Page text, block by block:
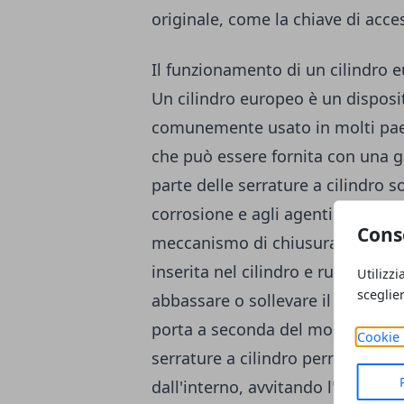
Cookie
originale, come la chiave di
Il funzionamento di un cilindro
Un cilindro europeo è un
comunemente usato in molti
che può essere fornita con una
parte delle serrature a cilindro
corrosione e agli agenti
meccanismo di chiusura di un
inserita nel cilindro e ruotata -
abbassare o sollevare il blocco;
porta a seconda del momento
serrature a cilindro permettono
dall'interno, avvitando l'asta del